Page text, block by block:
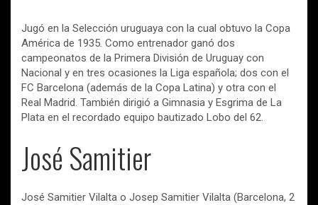
Jugó en la Selección uruguaya con la cual obtuvo la Copa
América de 1935. Como entrenador ganó dos
campeonatos de la Primera División de Uruguay con
Nacional y en tres ocasiones la Liga española; dos con el
FC Barcelona (además de la Copa Latina) y otra con el
Real Madrid. También dirigió a Gimnasia y Esgrima de La
Plata en el recordado equipo bautizado Lobo del 62.
José Samitier
José Samitier Vilalta o Josep Samitier Vilalta (Barcelona, 2